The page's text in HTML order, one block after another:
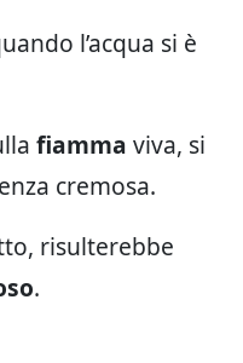
l’acqua si è
fiamma viva, si
cremosa.
risulterebbe
.